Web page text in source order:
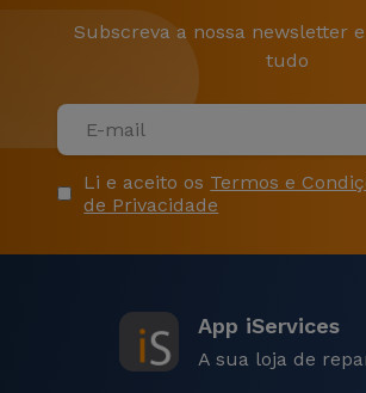
Subscreva a nossa newsletter
tudo
Li e aceito os Termos e
de Privacidade
App iServices
A sua loja de